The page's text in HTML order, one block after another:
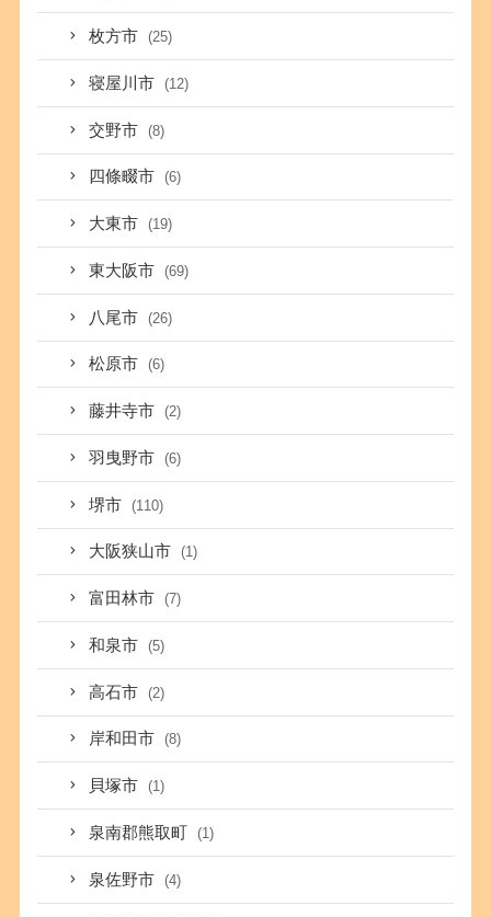
枚方市 (25)
寝屋川市 (12)
交野市 (8)
四條畷市 (6)
大東市 (19)
東大阪市 (69)
八尾市 (26)
松原市 (6)
藤井寺市 (2)
羽曳野市 (6)
堺市 (110)
大阪狭山市 (1)
富田林市 (7)
和泉市 (5)
高石市 (2)
岸和田市 (8)
貝塚市 (1)
泉南郡熊取町 (1)
泉佐野市 (4)